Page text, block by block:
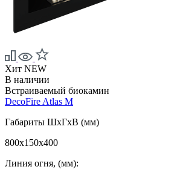
Хит NEW
В наличии
Встраиваемый биокамин
DecoFire Atlas M
Габариты ШxГxВ (мм)
800x150x400
Линия огня, (мм):